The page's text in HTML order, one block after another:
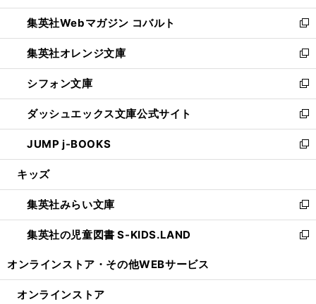
開
く
ウ
で
開
く
ン
ド
ウ
で
開
く
ウ
ィ
ン
ド
ウ
で
開
く
集英社Webマガジン コバルト
新
し
い
ウ
ィ
ン
ド
ウ
で
開
集英社オレンジ文庫
新
し
い
ウ
ィ
ン
ド
ウ
開
く
シフォン文庫
新
し
い
ウ
ィ
ン
ウ
で
開
く
ダッシュエックス文庫公式サイト
新
し
い
ウ
ン
ド
ウ
で
JUMP j-BOOKS
新
し
ウ
ィ
ン
ド
開
キッズ
集英社みらい文庫
新
し
い
ン
集英社の児童図書 S-KIDS.LAND
新
ウ
オンラインストア・ その他WEBサービス
オンラインストア